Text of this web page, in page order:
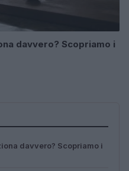
davvero? Scopriamo i
davvero? Scopriamo i